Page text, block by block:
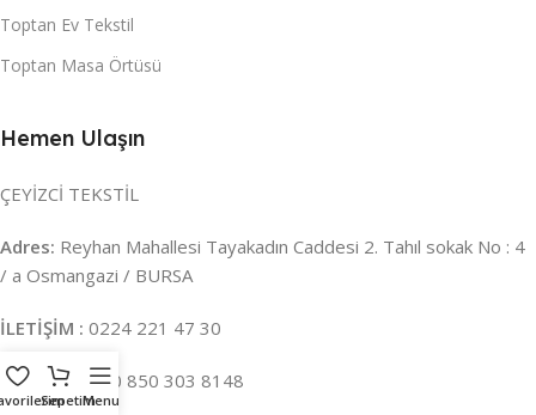
Toptan Ev Tekstil
Toptan Masa Örtüsü
Hemen Ulaşın
ÇEYİZCİ TEKSTİL
Adres: Reyhan Mahallesi Tayakadın Caddesi 2. Tahıl sokak No : 4
/ a Osmangazi / BURSA
İLETİŞİM : 0224 221 47 30
WHATSAPP :0 850 303 8148
SepetimMenu